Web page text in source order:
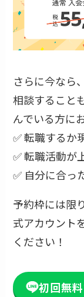
さらに今なら
相談すること
んでいる方に
✅ 転職するか
✅ 転職活動が
✅ 自分に合っ
予約枠には限
式アカウント
ください！
初回無